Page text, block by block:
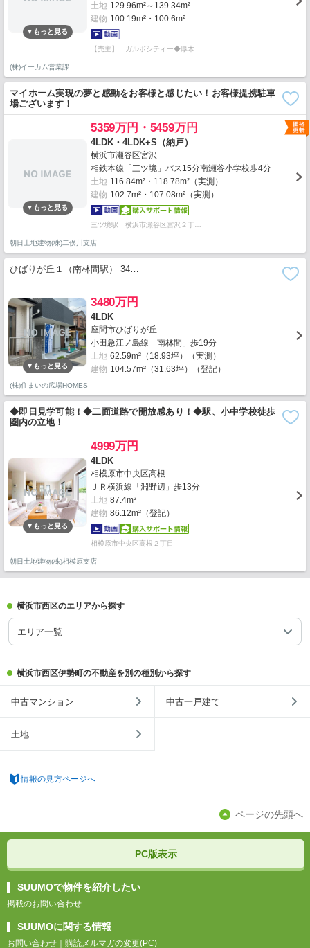
土地 129.96m²～139.34m²
建物 100.19m²・100.6m²
【売主】 ガルボシティー◆厚木…
(株)イーカム営業課
マイホーム実現の夢と感動をお客様と感じたい！お客様提携駐車
場ございます！
5359万円・5459万円
4LDK・4LDK+S（納戸）
横浜市瀬谷区宮沢
相鉄本線「三ツ境」バス15分南瀬谷小学校歩4分
土地 116.84m²・118.78m²（実測）
建物 102.7m²・107.08m²（実測）
三ツ境駅 横浜市瀬谷区宮沢２丁…
朝日土地建物(株)二俣川支店
ひばりが丘１（南林間駅） 34…
3480万円
4LDK
座間市ひばりが丘
小田急江ノ島線「南林間」歩19分
土地 62.59m²（18.93坪）（実測）
建物 104.57m²（31.63坪）（登記）
(株)住まいの広場HOMES
◆即日見学可能！◆二面道路で開放感あり！◆駅、小中学校徒歩
圏内の立地！
4999万円
4LDK
相模原市中央区高根
ＪＲ横浜線「淵野辺」歩13分
土地 87.4m²
建物 86.12m²（登記）
相模原市中央区高根２丁目
朝日土地建物(株)相模原支店
横浜市西区のエリアから探す
エリア一覧
横浜市西区伊勢町の不動産を別の種別から探す
中古マンション 中古一戸建て
土地
情報の見方ページへ
ページの先頭へ
PC版表示
SUUMOで物件を紹介したい
掲載のお問い合わせ
SUUMOに関する情報
お問い合わせ 購読メルマガの変更(PC)